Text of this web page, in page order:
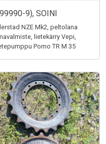
9), SOINI
NZE Mk2, peltolana
lietekärry Vepi,
Pomo TR M 35